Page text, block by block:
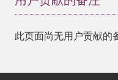
此页面尚无用户贡献的